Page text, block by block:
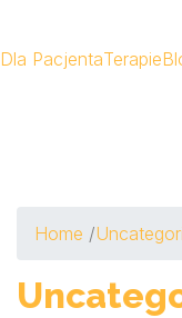
Dla PacjentaTerapie
Home /